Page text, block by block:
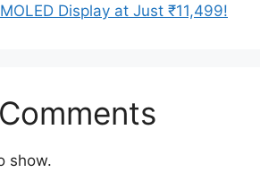
Display at Just ₹11,499!
show.